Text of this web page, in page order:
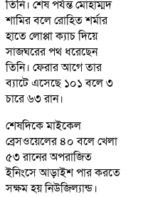
তিনি। শেষ পর্যন্ত মোহাম্মদ
শামির বলে রোহিত শর্মার
হাতে লোপ্পা ক্যাচ দিয়ে
সাজঘরের পথ ধরেছেন
তিনি। ফেরার আগে তার
ব্যাটে এসেছে ১০১ বলে ৩
চারে ৬৩ রান।
শেষদিকে মাইকেল
ব্রেসওয়েলের ৪০ বলে খেলা
৫৩ রানের অপরাজিত
ইনিংসে আড়াইশ পার করতে
সক্ষম হয় নিউজিল্যান্ড।